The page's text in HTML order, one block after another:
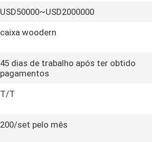
USD50000~USD2000000
caixa woodern
45 dias de trabalho após ter obtido
pagamentos
T/T
200/set pelo mês